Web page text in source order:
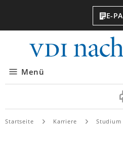
E-
Menü
Startseite Karriere Studium